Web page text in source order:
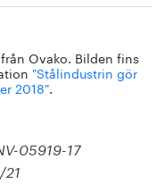
Ovako. Bilden fins
"Stålindustrin gör
2018".
05919-17
21